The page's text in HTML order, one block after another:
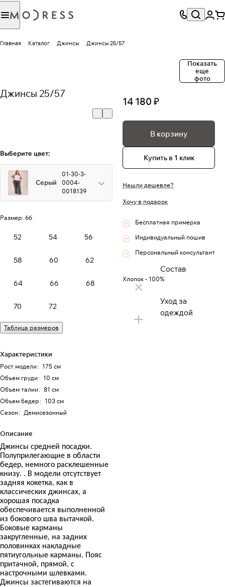
Главная Каталог Джинсы Джинсы 25/57
Показать
еще
фото
Джинсы 25/57
Выберите цвет:
Серый
01-30-3-
0004-
0018139
Размер: 66
52 54 56
58 60 62
64 66 68
70 72
Таблица размеров
Характеристики
Рост модели: 175 см
Объем груди: 10 см
Объем талии: 81 см
Объем бедер: 103 см
Сезон: Демисезонный
Описание
Джинсы средней посадки.
Полуприлегающие в области
бедер, немного расклешенные
книзу. . В модели отсутствует
задняя кокетка, как в
классических джинсах, а
хорошая посадка
обеспечивается выполненной
из бокового шва вытачкой.
Боковые карманы
закругленные, на задних
половинках накладные
пятиугольные карманы. Пояс
притачной, прямой, с
настрочными шлевками.
Джинсы застегиваются на
14 180 ₽
В корзину
Купить в 1 клик
Нашли дешевле?
Хочу в подарок
Бесплатная примерка
Индивидуальный пошив
Персональный консультант
Состав
Хлопок - 100%
Уход за
одеждой